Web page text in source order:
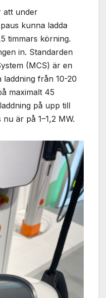
att under
kunna ladda
timmars körning.
in. Standarden
(MCS) är en
från 10-20
maximalt 45
på upp till
är på 1–1,2 MW.